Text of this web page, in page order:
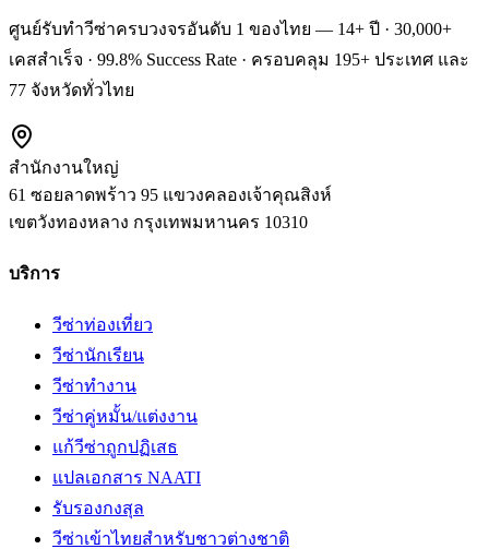
ศูนย์รับทำวีซ่าครบวงจรอันดับ 1 ของไทย — 14+ ปี · 30,000+
เคสสำเร็จ · 99.8% Success Rate · ครอบคลุม 195+ ประเทศ และ
77 จังหวัดทั่วไทย
สำนักงานใหญ่
61 ซอยลาดพร้าว 95 แขวงคลองเจ้าคุณสิงห์
เขตวังทองหลาง กรุงเทพมหานคร 10310
บริการ
วีซ่าท่องเที่ยว
วีซ่านักเรียน
วีซ่าทำงาน
วีซ่าคู่หมั้น/แต่งงาน
แก้วีซ่าถูกปฏิเสธ
แปลเอกสาร NAATI
รับรองกงสุล
วีซ่าเข้าไทยสำหรับชาวต่างชาติ